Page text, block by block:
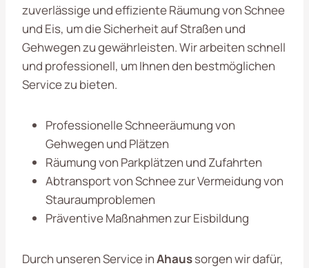
zuverlässige und effiziente Räumung von Schnee
und Eis, um die Sicherheit auf Straßen und
Gehwegen zu gewährleisten. Wir arbeiten schnell
und professionell, um Ihnen den bestmöglichen
Service zu bieten.
Professionelle Schneeräumung von
Gehwegen und Plätzen
Räumung von Parkplätzen und Zufahrten
Abtransport von Schnee zur Vermeidung von
Stauraumproblemen
Präventive Maßnahmen zur Eisbildung
Durch unseren Service inAhaussorgen wir dafür,